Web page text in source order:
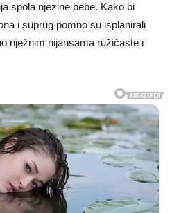
spola njezine bebe. Kako bi
i suprug pomno su isplanirali
nježnim nijansama ružičaste i